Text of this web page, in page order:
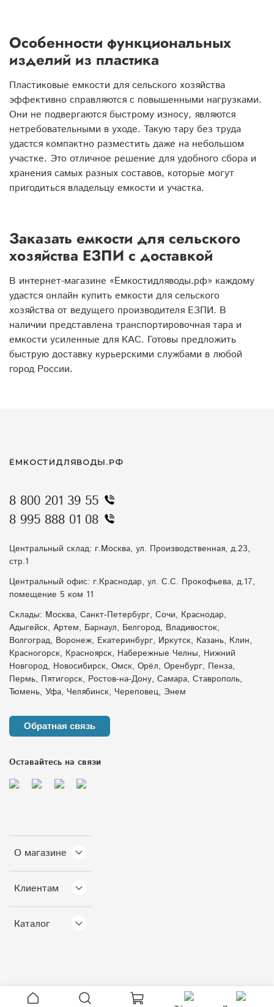
Особенности функциональных
изделий из пластика
Пластиковые емкости для сельского хозяйства
эффективно справляются с повышенными нагрузками.
Они не подвергаются быстрому износу, являются
нетребовательными в уходе. Такую тару без труда
удастся компактно разместить даже на небольшом
участке. Это отличное решение для удобного сбора и
хранения самых разных составов, которые могут
пригодиться владельцу емкости и участка.
Заказать емкости для сельского
хозяйства ЕЗПИ с доставкой
В интернет-магазине «Ёмкостидляводы.рф» каждому
удастся онлайн купить емкости для сельского
хозяйства от ведущего производителя ЕЗПИ. В
наличии представлена транспортировочная тара и
емкости усиленные для КАС. Готовы предложить
быструю доставку курьерскими службами в любой
город России.
О магазине
Клиентам
Каталог
ЁМКОСТИДЛЯВОДЫ.РФ
8 800 201 39 55
8 995 888 01 08
Центральный склад: г.Москва, ул. Производственная, д.23,
стр.1
Центральный офис: г.Краснодар, ул. С.С. Прокофьева, д.17,
помещение 5 ком 11
Склады: Москва, Санкт-Петербург, Сочи, Краснодар,
Адыгейск, Артем, Барнаул, Белгород, Владивосток,
Волгоград, Воронеж, Екатеринбург, Иркутск, Казань, Клин,
Красногорск, Красноярск, Набережные Челны, Нижний
Новгород, Новосибирск, Омск, Орёл, Оренбург, Пенза,
Пермь, Пятигорск, Ростов-на-Дону, Самара, Ставрополь,
Тюмень, Уфа, Челябинск, Череповец, Энем
Обратная связь
Оставайтесь на связи